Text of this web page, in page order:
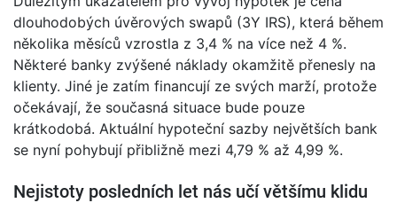
dlouhodobých úvěrových swapů (3Y IRS), která během
několika měsíců vzrostla z 3,4 % na více než 4 %.
Některé banky zvýšené náklady okamžitě přenesly na
klienty. Jiné je zatím financují ze svých marží, protože
očekávají, že současná situace bude pouze
krátkodobá. Aktuální hypoteční sazby největších bank
se nyní pohybují přibližně mezi 4,79 % až 4,99 %.
Nejistoty posledních let nás učí většímu klidu